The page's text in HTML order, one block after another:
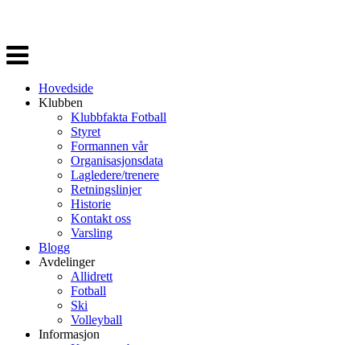
Veksle
navigasjon
Hovedside
Klubben
Klubbfakta Fotball
Styret
Formannen vår
Organisasjonsdata
Lagledere/trenere
Retningslinjer
Historie
Kontakt oss
Varsling
Blogg
Avdelinger
Allidrett
Fotball
Ski
Volleyball
Informasjon